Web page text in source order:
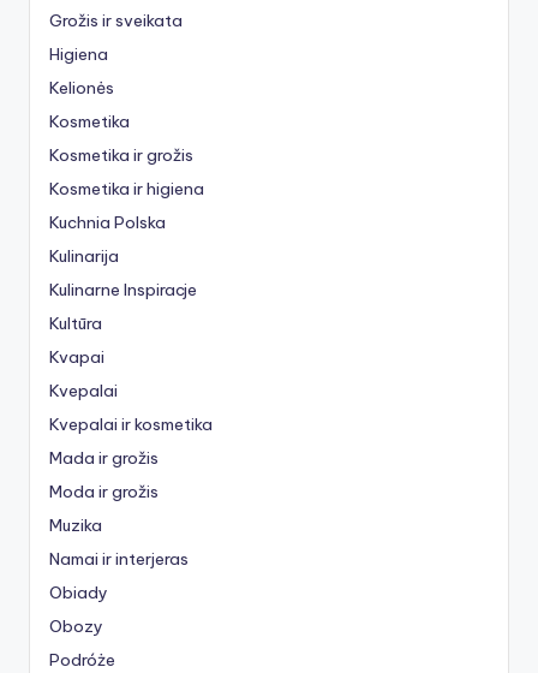
Grožis ir sveikata
Higiena
Kelionės
Kosmetika
Kosmetika ir grožis
Kosmetika ir higiena
Kuchnia Polska
Kulinarija
Kulinarne Inspiracje
Kultūra
Kvapai
Kvepalai
Kvepalai ir kosmetika
Mada ir grožis
Moda ir grožis
Muzika
Namai ir interjeras
Obiady
Obozy
Podróże